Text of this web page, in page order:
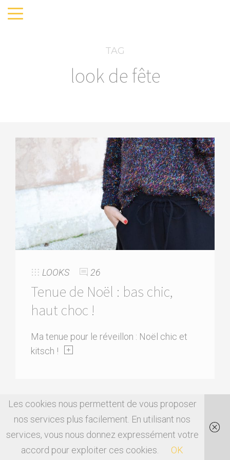
TAG
look de fête
LOOKS 26
Tenue de Noël : bas chic,
haut choc !
Ma tenue pour le réveillon : Noël chic et
kitsch !
Les cookies nous permettent de vous proposer
nos services plus facilement. En utilisant nos
services, vous nous donnez expressément votre
accord pour exploiter ces cookies.
OK